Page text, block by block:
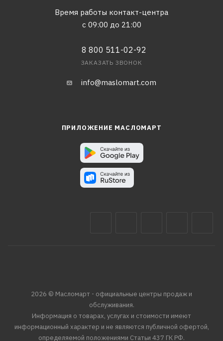
Время работы контакт-центра
с 09:00 до 21:00
8 800 511-02-92
ЗАКАЗАТЬ ЗВОНОК
info@maslomart.com
ПРИЛОЖЕНИЕ МАСЛОМАРТ
2026 © Масломарт - официальные центры продаж и
обслуживания.
Информация о товарах, услугах и стоимости имеют
информационный характер и не являются публичной офертой,
определяемой положениями Статьи 437 ГК РФ.